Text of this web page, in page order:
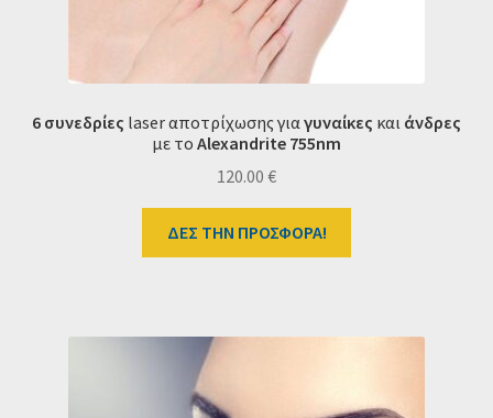
6 συνεδρίες laser αποτρίχωσης για γυναίκες και άνδρες
με το Alexandrite 755nm
120.00 €
ΔΕΣ ΤΗΝ ΠΡΟΣΦΟΡΑ!